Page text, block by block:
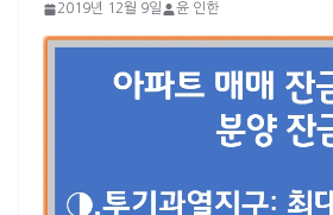
2019년 12월 9일 윤 인한